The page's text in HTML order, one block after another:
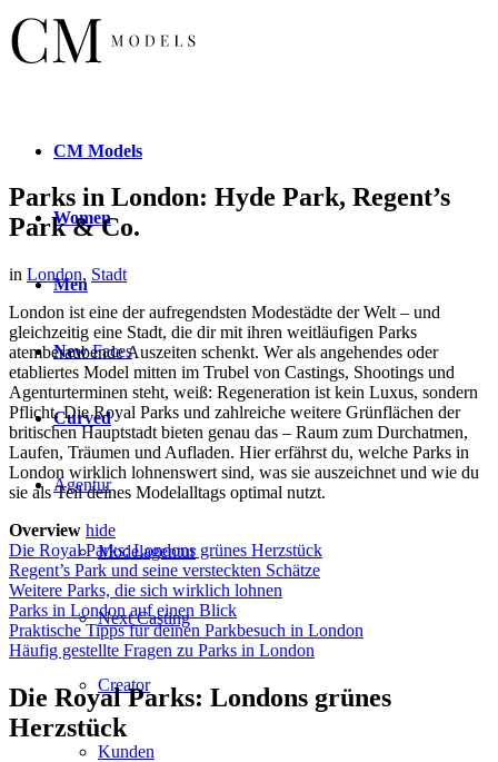
CM Models
Women
Men
NewFaces
Curved
Agentur
Modelagentur
Next Casting
Creator
Kunden
Parks in London: Hyde Park, Regent’s
Park & Co.
in London, Stadt
London ist eine der aufregendsten Modestädte der Welt – und
gleichzeitig eine Stadt, die dir mit ihren weitläufigen Parks
atemberaubende Auszeiten schenkt. Wer als angehendes oder
etabliertes Model mitten im Trubel von Castings, Shootings und
Agenturterminen steht, weiß: Regeneration ist kein Luxus, sondern
Pflicht. Die Royal Parks und zahlreiche weitere Grünflächen der
britischen Hauptstadt bieten genau das – Raum zum Durchatmen,
Laufen, Träumen und Aufladen. Hier erfährst du, welche Parks in
London wirklich lohnenswert sind, was sie auszeichnet und wie du
sie als Teil deines Modelalltags optimal nutzt.
Overview hide
Die Royal Parks: Londons grünes Herzstück
Regent’s Park und seine versteckten Schätze
Weitere Parks, die sich wirklich lohnen
Parks in London auf einen Blick
Praktische Tipps für deinen Parkbesuch in London
Häufig gestellte Fragen zu Parks in London
Die Royal Parks: Londons grünes
Herzstück